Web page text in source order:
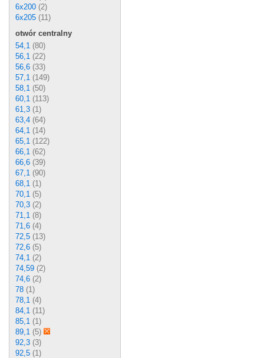
6x200 (2)
6x205 (11)
otwór centralny
54,1 (80)
56,1 (22)
56,6 (33)
57,1 (149)
58,1 (50)
60,1 (113)
61,3 (1)
63,4 (64)
64,1 (14)
65,1 (122)
66,1 (62)
66,6 (39)
67,1 (90)
68,1 (1)
70,1 (5)
70,3 (2)
71,1 (8)
71,6 (4)
72,5 (13)
72,6 (5)
74,1 (2)
74,59 (2)
74,6 (2)
78 (1)
78,1 (4)
84,1 (11)
85,1 (1)
89,1 (5)
92,3 (3)
92,5 (1)